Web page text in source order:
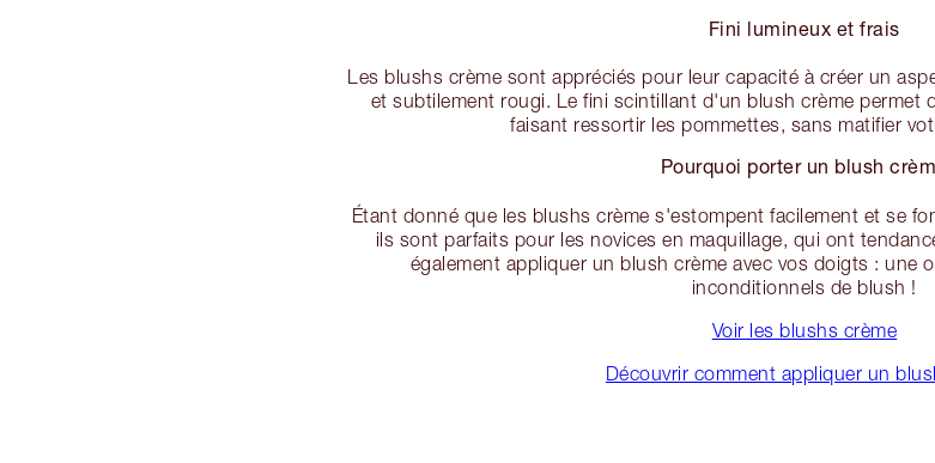
Fini lumineux et frais
Les blushs crème sont appréciés pour leur capacité à créer un
et subtilement rougi. Le fini scintillant d'un blush crème permet
faisant ressortir les pommettes, sans matifier
Pourquoi porter un blush
Étant donné que les blushs crème s'estompent facilement et se
ils sont parfaits pour les novices en maquillage, qui ont
également appliquer un blush crème avec vos doigts : une
inconditionnels de blush !
Voir les blushs crème
Découvrir comment appliquer un